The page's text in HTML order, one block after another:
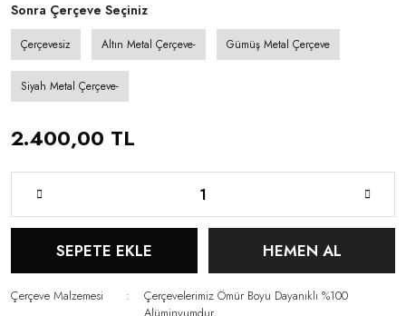
Sonra Çerçeve Seçiniz
Çerçevesiz Altın Metal Çerçeve- Gümüş Metal Çerçeve
Siyah Metal Çerçeve-
2.400,00 TL
SEPETE EKLE HEMEN AL
Çerçeve Malzemesi
Çerçevelerimiz Ömür Boyu Dayanıklı %100